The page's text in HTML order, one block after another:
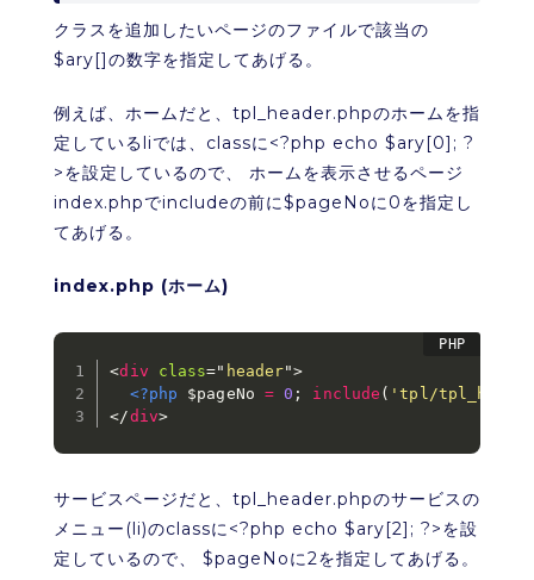
クラスを追加したいページのファイルで該当の
$ary[]の数字を指定してあげる。
例えば、ホームだと、tpl_header.phpのホームを指
定しているliでは、classに<?php echo $ary[0]; ?
>を設定しているので、 ホームを表示させるページ
index.phpでincludeの前に$pageNoに0を指定し
てあげる。
index.php (ホーム)
<div class=" header">
<?php
$pageNo = 0 ; include ( 'tpl/
</div>
サービスページだと、tpl_header.phpのサービスの
メニュー(li)のclassに<?php echo $ary[2]; ?>を設
定しているので、 $pageNoに2を指定してあげる。